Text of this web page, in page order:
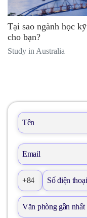
Tại sao ngành học
cho bạn?
Study in Australia
+84